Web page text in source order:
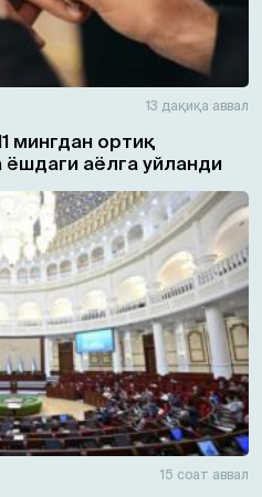
13 дақиқа аввал
мингдан ортиқ
ёшдаги аёлга уйланди
15 соат аввал